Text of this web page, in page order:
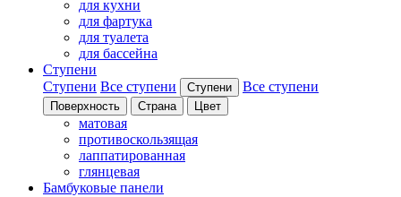
для кухни
для фартука
для туалета
для бассейна
Ступени
Ступени Все ступени Ступени Все ступени
Поверхность Страна Цвет
матовая
противоскользящая
лаппатированная
глянцевая
Бамбуковые панели